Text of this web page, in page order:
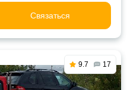
Связаться
9.7 17